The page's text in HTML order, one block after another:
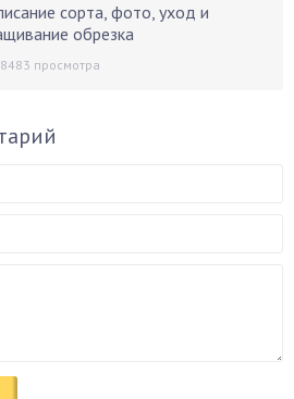
сорта, фото, уход и
обрезка
8483 просмотра